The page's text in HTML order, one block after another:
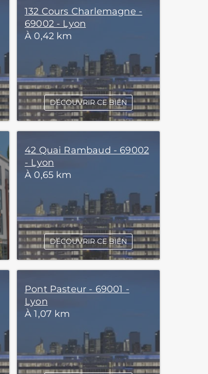
132 Cours Charlemagne -
69002 - Lyon
À 0,42 km
DÉCOUVRIR CE BIEN
42 Quai Rambaud - 69002
- Lyon
À 0,65 km
DÉCOUVRIR CE BIEN
Pont Pasteur - 69001 -
Lyon
À 1,07 km